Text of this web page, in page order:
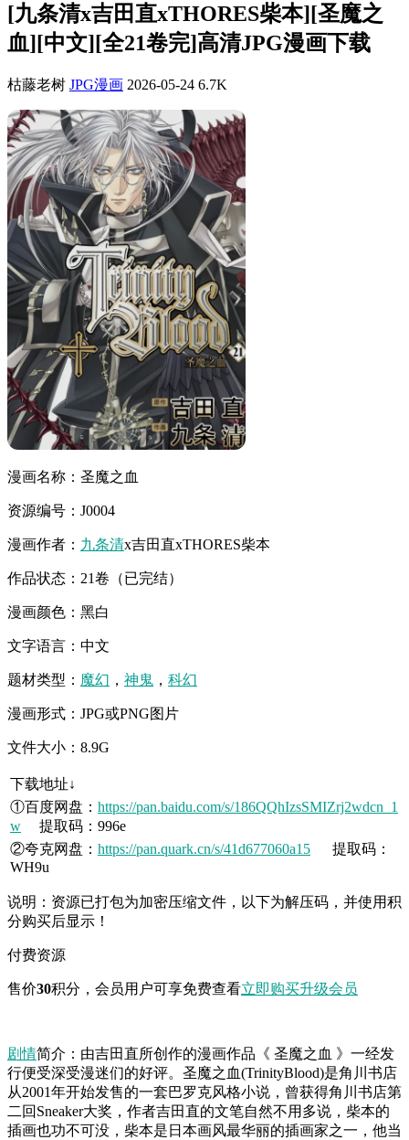
[九条清x吉田直xTHORES柴本][圣魔之
血][中文][全21卷完]高清JPG漫画下载
枯藤老树 JPG漫画 2026-05-24 6.7K
漫画名称：圣魔之血
资源编号：J0004
漫画作者： 九条清x吉田直xTHORES柴本
作品状态：21卷（已完结）
漫画颜色：黑白
文字语言：中文
题材类型： 魔幻 ， 神鬼 ， 科幻
漫画形式：JPG或PNG图片
文件大小：8.9G
下载地址↓
①百度网盘： https://pan.baidu.com/s/186QQhIzsSMIZrj2wdcn_1
w 提取码：996e
②夸克网盘： https://pan.quark.cn/s/41d677060a15 提取码：
WH9u
说明：资源已打包为加密压缩文件，以下为解压码，并使用积
分购买后显示！
付费资源
售价30积分 ，会员用户可享免费查看立即购买升级会员
剧情简介：由吉田直所创作的漫画作品《 圣魔之血 》一经发
行便受深受漫迷们的好评。圣魔之血(TrinityBlood)是角川书店
从2001年开始发售的一套巴罗克风格小说，曾获得角川书店第
二回Sneaker大奖，作者吉田直的文笔自然不用多说，柴本的
插画也功不可没，柴本是日本画风最华丽的插画家之一，他当